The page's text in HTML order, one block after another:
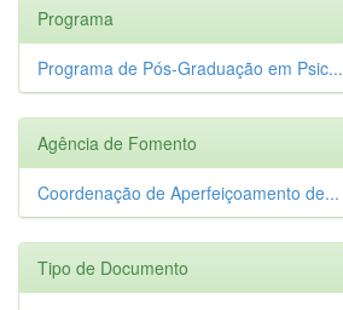
Programa
Programa de Pós-Graduação em Psic...
Agência de Fomento
Coordenação de Aperfeiçoamento de...
Tipo de Documento